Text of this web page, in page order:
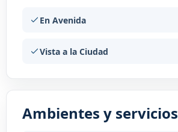
En Avenida
Vista a la Ciudad
Ambientes y servicios